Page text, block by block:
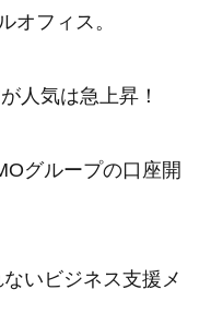
オフィス。
人気は急上昇！
グループの口座開
いビジネス支援メ